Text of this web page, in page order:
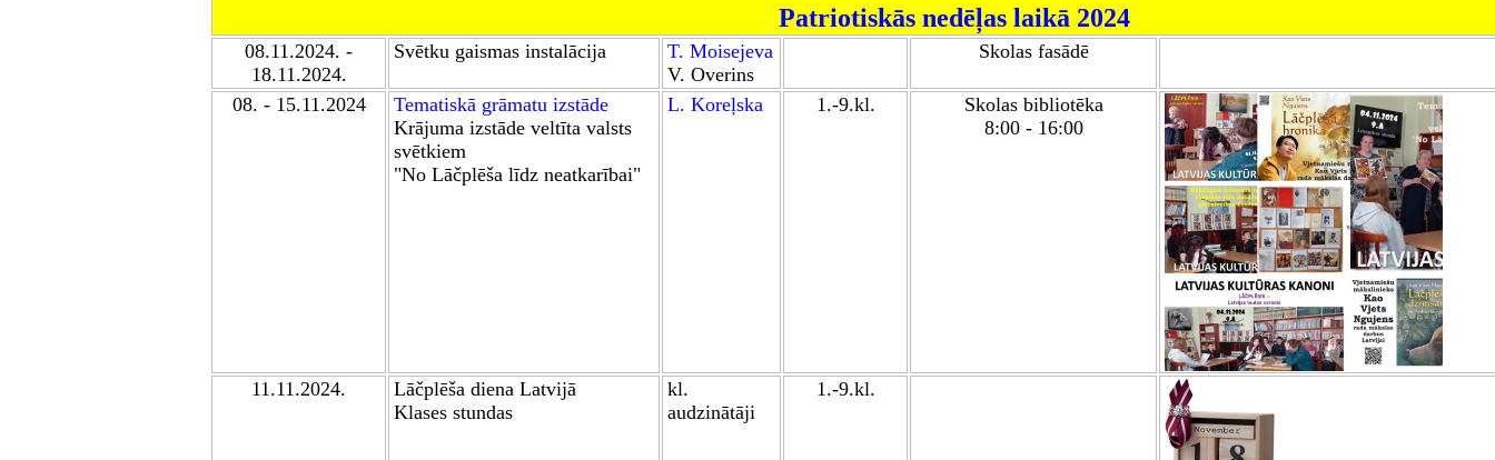
Patriotiskās nedēļas laikā 2024
08.11.2024. -
18.11.2024.
Svētku gaismas instalācija
T. Moisejeva
V. Overins
Skolas fasādē
08. - 15.11.2024
Tematiskā grāmatu izstāde
Krājuma izstāde veltīta valsts
svētkiem
"No Lāčplēša līdz neatkarībai"
L. Koreļska 1.-9.kl.
Skolas bibliotēka
8:00 - 16:00
11.11.2024. Lāčplēša diena Latvijā
Klases stundas
kl.
audzinātāji
1.-9.kl.